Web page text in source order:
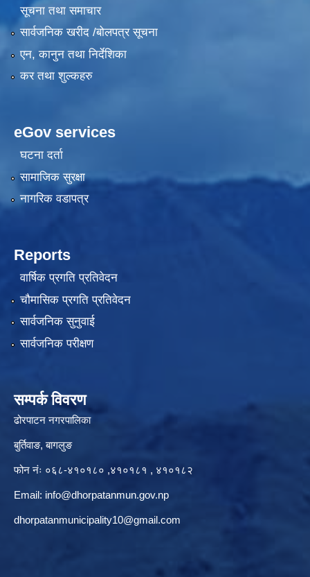
सूचना तथा समाचार
सार्वजनिक खरीद /बोलपत्र सूचना
एन, कानुन तथा निर्देशिका
कर तथा शुल्कहरु
eGov services
घटना दर्ता
सामाजिक सुरक्षा
नागरिक वडापत्र
Reports
वार्षिक प्रगति प्रतिवेदन
चौमासिक प्रगति प्रतिवेदन
सार्वजनिक सुनुवाई
सार्वजनिक परीक्षण
सम्पर्क विवरण
ढोरपाटन नगरपालिका
बुर्तिवाङ, बागलुङ
फोन नंः ०६८-४१०१८० ,४१०१८१ , ४१०१८२
Email: info@dhorpatanmun.gov.np
dhorpatanmunicipality10@gmail.com